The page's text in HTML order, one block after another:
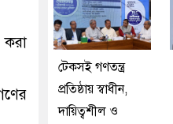
টেকসই গণতন্ত্র
প্রতিষ্ঠায় স্বাধীন,
দায়িত্বশীল ও